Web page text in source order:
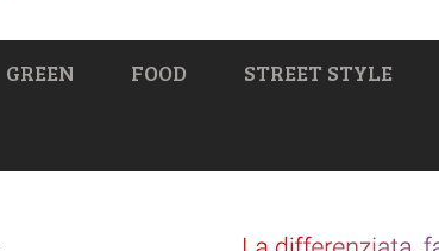
GREEN FOOD STREET STYLE